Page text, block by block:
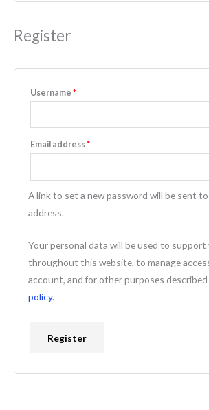
Register
Username *
Email address*
A link to set a new password will be sent
address.
Your personal data will be used to support
throughout this website, to manage
account, and for other purposes
policy.
Register